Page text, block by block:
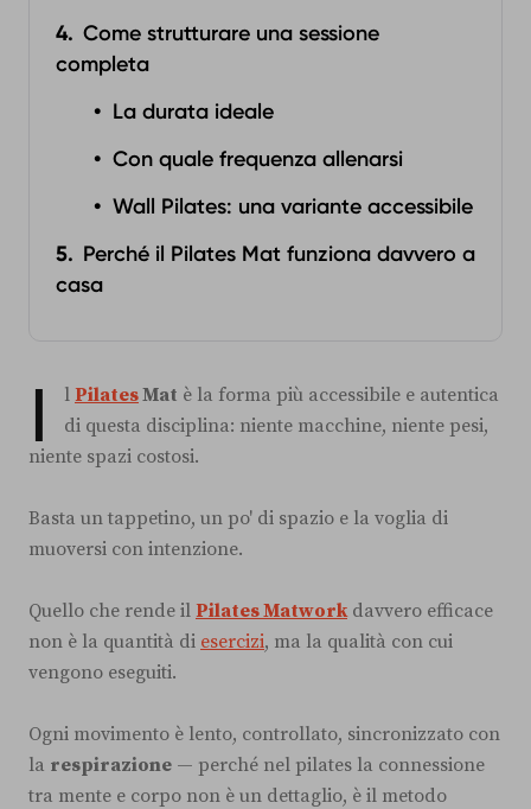
Come strutturare una sessione
completa
La durata ideale
Con quale frequenza allenarsi
Wall Pilates: una variante accessibile
Perché il Pilates Mat funziona davvero a
casa
I l PilatesMat è la forma più accessibile e autentica
di questa disciplina: niente macchine, niente pesi,
niente spazi costosi.
Basta un tappetino, un po' di spazio e la voglia di
muoversi con intenzione.
Quello che rende il Pilates Matworkdavvero efficace
non è la quantità di esercizi, ma la qualità con cui
vengono eseguiti.
Ogni movimento è lento, controllato, sincronizzato con
la respirazione — perché nel pilates la connessione
tra mente e corpo non è un dettaglio, è il metodo